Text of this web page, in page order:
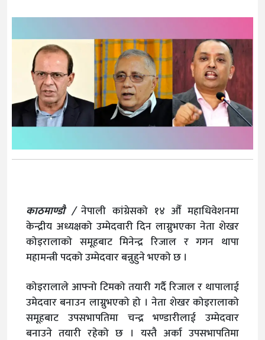
काठमाण्डाै /नेपाली कांग्रेसको १४ औँ महाधिवेशनमा
केन्द्रीय अध्यक्षको उम्मेदवारी दिन लाग्नुभएका नेता शेखर
कोइरालाको समूहबाट मिनेन्द्र रिजाल र गगन थापा
महामन्त्री पदको उम्मेदवार बन्नुहुने भएको छ ।
कोइरालाले आफ्नो टिमको तयारी गर्दै रिजाल र थापालाई
उमेदवार बनाउन लाग्नुभएको हो । नेता शेखर कोइरालाको
समूहबाट उपसभापतिमा चन्द्र भण्डारीलाई उम्मेदवार
बनाउने तयारी रहेको छ । यस्तै अर्का उपसभापतिमा